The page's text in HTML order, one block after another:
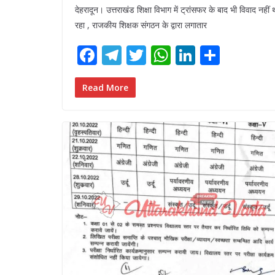
देहरादून। उत्तराखंड शिक्षा विभाग में ट्रांसफर के बाद भी विवाद नहीं
रहा , राजकीय शिक्षक संगठन के द्वारा लगातार
F
ac
e
o
o
k
T
el
e
a
m
T W
A
p
p
Li
dI
n
Read More